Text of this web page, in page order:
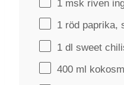
1 msk riven
1 röd paprika,
1 dl sweet
400 ml